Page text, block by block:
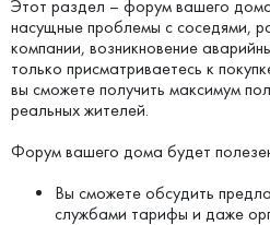
Этот раздел – форум вашего
насущные проблемы с соседями,
компании, возникновение
только присматриваетесь к
вы сможете получить максимум
реальных жителей.
Форум вашего дома будет
Вы сможете обсудить
службами тарифы и даже